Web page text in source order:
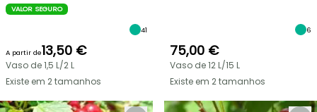
VALOR SEGURO
41
A partir de13,50 €
Vaso de 1,5 L/2 L
Existe em 2 tamanhos
6
75,00 €
Vaso de 12 L/15 L
Existe em 2 tamanhos